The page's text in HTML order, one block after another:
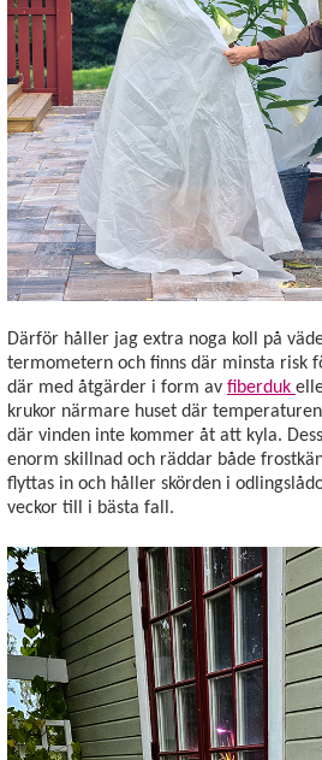
Därför håller jag extra noga koll på
termometern och finns där minsta risk
där med åtgärder i form av fiberduk
krukor närmare huset där
där vinden inte kommer åt att kyla.
enorm skillnad och räddar både
flyttas in och håller skörden i
veckor till i bästa fall.